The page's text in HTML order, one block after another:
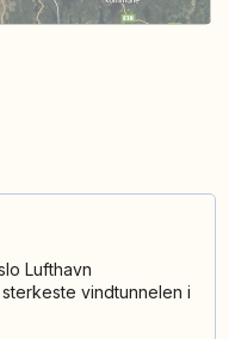
Lufthavn
vindtunnelen i